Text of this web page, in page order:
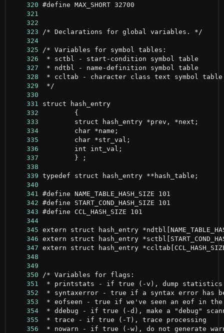
    320
    321
    322
    323
    324
    325
    326
    327
    328
    329
    330
    331
struct hash_entry
    332
    333
    334
    335
    336
    337
    338
    339
    340
    341
    342
    343
    344
    345
    346
    347
    348
    349
    350
    351
    352
    353
    354
    355
    356